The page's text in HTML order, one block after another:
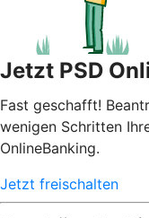
Jetzt PSD
Fast geschafft!
wenigen Schritten
OnlineBanking.
Jetzt freischalten